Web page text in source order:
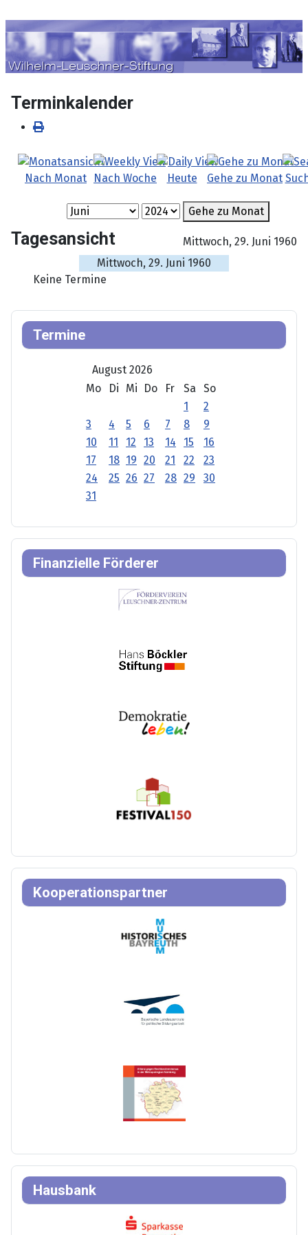
Terminkalender
Nach Monat Nach Woche Heute Gehe zu Monat
Gehe zu Monat
Tagesansicht
Mittwoch, 29. Juni 1960
Mittwoch, 29. Juni 1960
Keine Termine
Termine
August 2026
Mo
Di Mi Do Fr Sa
So
1
2
3
4 5 6 7 8
9
10
11 12 13 14 15
16
17
18 19 20 21 22
23
24
25 26 27 28 29
30
31
Finanzielle Förderer
Kooperationspartner
Hausbank